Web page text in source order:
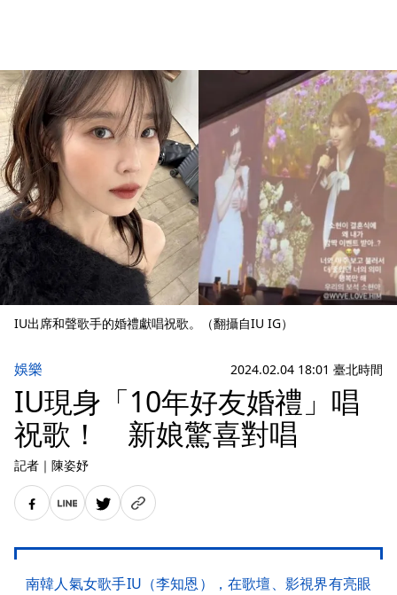
IU出席和聲歌手的婚禮獻唱祝歌。（翻攝自IU IG）
娛樂 2024.02.04 18:01 臺北時間
IU現身「10年好友婚禮」唱
祝歌！ 新娘驚喜對唱
記者 ｜ 陳姿妤
南韓人氣女歌手IU（李知恩），在歌壇、影視界有亮眼